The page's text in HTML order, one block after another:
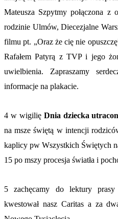
Mateusza Szpytmy połączona z
rodzinie Ulmów, Diecezjalne
filmu pt. „Oraz że cię nie
Rafałem Patyrą z TVP i jego
uwielbienia. Zapraszamy
informacje na plakacie.
4 w wigilię Dnia dziecka
na msze świętą w intencji
kaplicy pw Wszystkich Świętych
15 po mszy procesja światła i
5 zachęcamy do lektury
kwestował nasz Caritas a za